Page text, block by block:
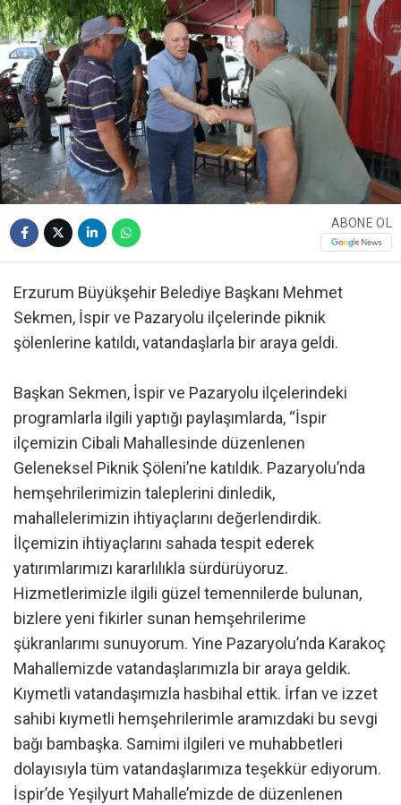
ABONE OL
Erzurum Büyükşehir Belediye Başkanı Mehmet
Sekmen, İspir ve Pazaryolu ilçelerinde piknik
şölenlerine katıldı, vatandaşlarla bir araya geldi.
Başkan Sekmen, İspir ve Pazaryolu ilçelerindeki
programlarla ilgili yaptığı paylaşımlarda, “İspir
ilçemizin Cibali Mahallesinde düzenlenen
Geleneksel Piknik Şöleni’ne katıldık. Pazaryolu’nda
hemşehrilerimizin taleplerini dinledik,
mahallelerimizin ihtiyaçlarını değerlendirdik.
İlçemizin ihtiyaçlarını sahada tespit ederek
yatırımlarımızı kararlılıkla sürdürüyoruz.
Hizmetlerimizle ilgili güzel temennilerde bulunan,
bizlere yeni fikirler sunan hemşehrilerime
şükranlarımı sunuyorum. Yine Pazaryolu’nda Karakoç
Mahallemizde vatandaşlarımızla bir araya geldik.
Kıymetli vatandaşımızla hasbihal ettik. İrfan ve izzet
sahibi kıymetli hemşehrilerimle aramızdaki bu sevgi
bağı bambaşka. Samimi ilgileri ve muhabbetleri
dolayısıyla tüm vatandaşlarımıza teşekkür ediyorum.
İspir’de Yeşilyurt Mahalle’mizde de düzenlenen